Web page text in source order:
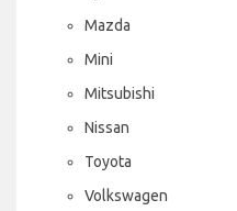
Mazda
Mini
Mitsubishi
Nissan
Toyota
Volkswagen